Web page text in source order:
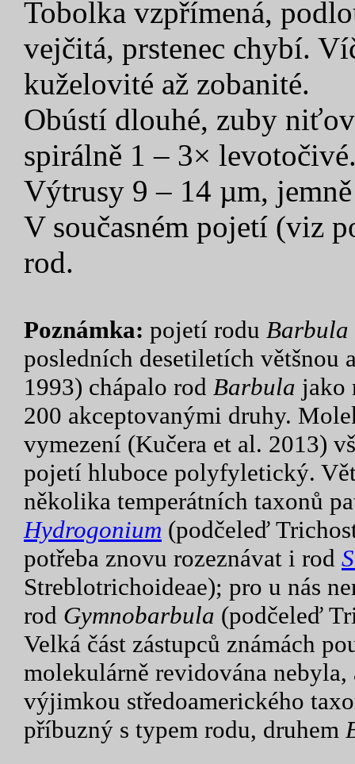
Tobolka vzpřímená,
vejčitá, prstenec chybí.
kuželovité až zobanité.
Obústí dlouhé, zuby
spirálně 1 – 3×
Výtrusy 9 – 14 µm,
V současném pojetí (viz
rod.
Poznámka: pojetí rodu Barbula
posledních desetiletích většnou
1993) chápalo rod Barbula jako
200 akceptovanými druhy.
vymezení (Kučera et al. 2013)
pojetí hluboce polyfyletický.
několika temperátních taxonů
Hydrogonium (podčeleď
potřeba znovu rozeznávat i rod
Streblotrichoideae); pro u nás
rod Gymnobarbula (podčeleď
Velká část zástupců známách
molekulárně revidována
výjimkou středoamerického
příbuzný s typem rodu, druhem